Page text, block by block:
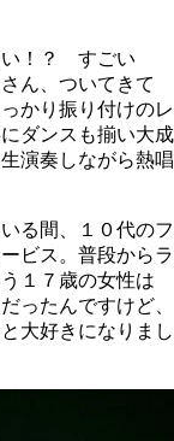
い！？ すごい
ん、ついてきて
かり振り付けのレ
ダンスも揃い大成
演奏しながら熱唱
る間、１０代のフ
ビス。普段からラ
１７歳の女性は
ったんですけど、
大好きになりまし